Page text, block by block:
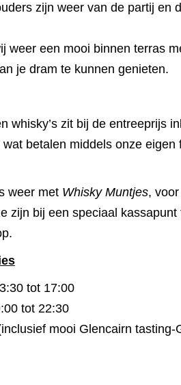
zijn weer van de partij en
weer een mooi binnen terras
je dram te kunnen genieten.
whisky’s zit bij de entreeprijs
betalen middels onze eigen
weer met Whisky Muntjes,
zijn bij een speciaal
tot 17:00
tot 22:30
mooi Glencairn tasting-